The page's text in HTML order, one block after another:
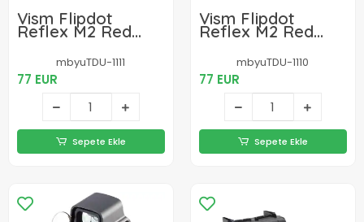
Vism Flipdot
Reflex M2 Red
Dot Sight -
Katlanabilir 22mm
Reflex Nişangâh
mbyuTDU-1111
77 EUR
Sepete Ekle
Vism Flipdot
Reflex M2 Red
Dot Sight -
Katlanabilir 22mm
Reflex Nişangâh
mbyuTDU-1110
77 EUR
Sepete Ekle